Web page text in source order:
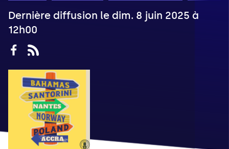
Dernière diffusion le dim. 8 juin 2025 à
12h00